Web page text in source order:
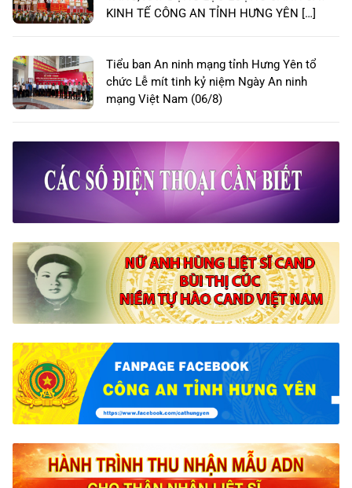
KINH TẾ CÔNG AN TỈNH HƯNG YÊN […]
Tiểu ban An ninh mạng tỉnh Hưng Yên tổ
chức Lễ mít tinh kỷ niệm Ngày An ninh
mạng Việt Nam (06/8)